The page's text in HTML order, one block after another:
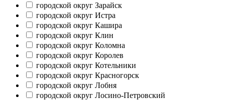
городской округ Зарайск
городской округ Истра
городской округ Кашира
городской округ Клин
городской округ Коломна
городской округ Королев
городской округ Котельники
городской округ Красногорск
городской округ Лобня
городской округ Лосино-Петровский